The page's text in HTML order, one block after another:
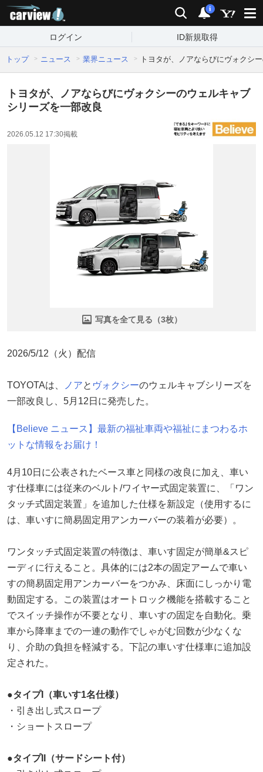
検索 通知
i
ログイン ID新規取得
トップ ニュース 業界ニュース トヨタが、ノアならびにヴォクシ
トヨタが、ノアならびにヴォクシーのウェルキャブ
シリーズを一部改良
2026.05.12 17:30掲載
写真を全て見る（3枚）
2026/5/12（火）配信
TOYOTAは、 ノアと ヴォクシーのウェルキャブシリーズを
一部改良し、5月12日に発売した。
【Believe ニュース】最新の福祉車両や福祉にまつわるホ
ットな情報をお届け！
4月10日に公表されたベース車と同様の改良に加え、車い
す仕様車には従来のベルト/ワイヤー式固定装置に、「ワン
タッチ式固定装置」を追加した仕様を新設定（使用するに
は、車いすに簡易固定用アンカーバーの装着が必要）。
ワンタッチ式固定装置の特徴は、車いす固定が簡単&スピ
ーディに行えること。具体的には2本の固定アームで車い
すの簡易固定用アンカーバーをつかみ、床面にしっかり電
動固定する。この装置はオートロック機能を搭載すること
でスイッチ操作が不要となり、車いすの固定を自動化。乗
車から降車までの一連の動作でしゃがむ回数が少なくな
り、介助の負担を軽減する。下記の車いす仕様車に追加設
定された。
●タイプI（車いす1名仕様）
・引き出し式スロープ
・ショートスロープ
●タイプII（サードシート付）